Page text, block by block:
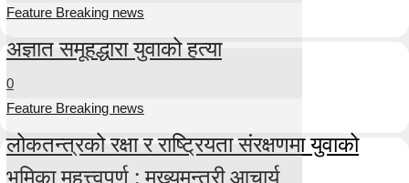
Feature Breaking news
अज्ञात समूहद्धारा युवाको हत्या
0
Feature Breaking news
लोकतन्त्रको रक्षा र राष्ट्रियता संरक्षणमा युवाको
भूमिका महत्त्वपूर्ण : मुख्यमन्त्री आचार्य